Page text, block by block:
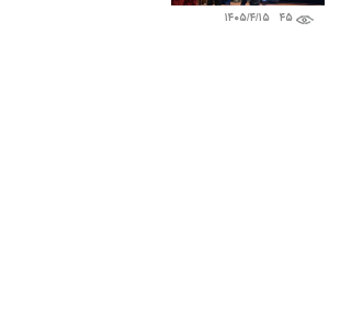
۴۵ ۱۴۰۵/۴/۱۵